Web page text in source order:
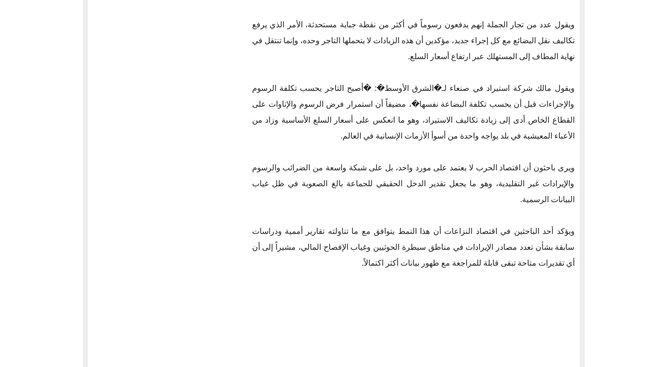
ويقول عدد من تجار الجملة إنهم يدفعون رسوماً في أكثر من نقطة جباية مستحدثة، الأمر الذي يرفع
تكاليف نقل البضائع مع كل إجراء جديد، مؤكدين أن هذه الزيادات لا يتحملها التاجر وحده، وإنما تنتقل في
نهاية المطاف إلى المستهلك عبر ارتفاع أسعار السلع.
ويقول مالك شركة استيراد في صنعاء لـ�الشرق الأوسط�: �أصبح التاجر يحسب تكلفة الرسوم
والإجراءات قبل أن يحسب تكلفة البضاعة نفسها�، مضيفاً أن استمرار فرض الرسوم والإتاوات على
القطاع الخاص أدى إلى زيادة تكاليف الاستيراد، وهو ما انعكس على أسعار السلع الأساسية وزاد من
الأعباء المعيشية في بلد يواجه واحدة من أسوأ الأزمات الإنسانية في العالم.
ويرى باحثون أن اقتصاد الحرب لا يعتمد على مورد واحد، بل على شبكة واسعة من الضرائب والرسوم
والإيرادات غير التقليدية، وهو ما يجعل تقدير الدخل الحقيقي للجماعة بالغ الصعوبة في ظل غياب
البيانات الرسمية.
ويؤكد أحد الباحثين في اقتصاد النزاعات أن هذا النمط يتوافق مع ما تناولته تقارير أممية ودراسات
سابقة بشأن تعدد مصادر الإيرادات في مناطق سيطرة الحوثيين وغياب الإفصاح المالي، مشيراً إلى أن
أي تقديرات متاحة تبقى قابلة للمراجعة مع ظهور بيانات أكثر اكتمالاً.